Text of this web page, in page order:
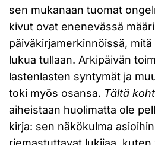
sen mukanaan tuomat
kivut ovat enenevässä
päiväkirjamerkinnöissä,
lukua tullaan. Arkipäivän
lastenlasten syntymät ja
toki myös osansa. Tältä
aiheistaan huolimatta ole
kirja: sen näkökulma